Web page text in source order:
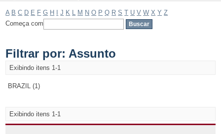
A B C D E F G H J K M N O P Q R S T U V W X Y Z
Começa com
Filtrar por: Assunto
Exibindo itens 1-1
BRAZIL (1)
Exibindo itens 1-1